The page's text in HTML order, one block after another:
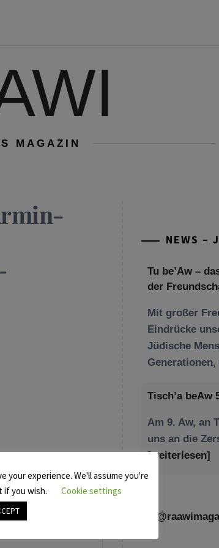
MAGAZIN
SEL. A. UND
NEWS –
Tu be’Aw –
der
Mit großer
Eindrücke
Jüdische
Tisch’a beAw
Am 9. Aw, an
uns an die
[weiterlesen]
your experience. We'll assume you're
if you wish.
Cookie settings